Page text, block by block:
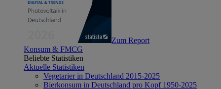
Zum Report
Konsum & FMCG
Beliebte Statistiken
Aktuelle Statistiken
Vegetarier in Deutschland 2015-2025
Bierkonsum in Deutschland pro Kopf 1950-2025